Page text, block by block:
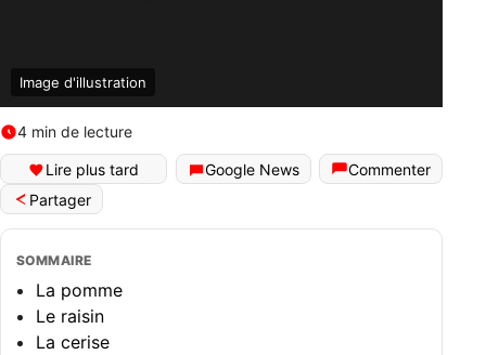
Image d'illustration
4 min de lecture
Lire plus tard Google News
Commenter
Partager
SOMMAIRE
La pomme
Le raisin
La cerise